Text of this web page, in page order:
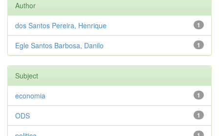
Author
1
dos Santos Pereira, Henrique
1
Egle Santos Barbosa, Danilo
Subject
1
economia
1
ODS